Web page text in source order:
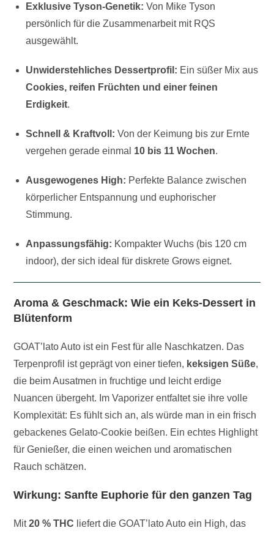
Exklusive Tyson-Genetik: Von Mike Tyson
persönlich für die Zusammenarbeit mit RQS
ausgewählt.
Unwiderstehliches Dessertprofil: Ein süßer Mix aus
Cookies, reifen Früchten und einer feinen
Erdigkeit.
Schnell & Kraftvoll: Von der Keimung bis zur Ernte
vergehen gerade einmal 10 bis 11 Wochen.
Ausgewogenes High: Perfekte Balance zwischen
körperlicher Entspannung und euphorischer
Stimmung.
Anpassungsfähig: Kompakter Wuchs (bis 120 cm
indoor), der sich ideal für diskrete Grows eignet.
Aroma & Geschmack: Wie ein Keks-Dessert in
Blütenform
GOAT’lato Auto ist ein Fest für alle Naschkatzen. Das
Terpenprofil ist geprägt von einer tiefen, keksigen Süße,
die beim Ausatmen in fruchtige und leicht erdige
Nuancen übergeht. Im Vaporizer entfaltet sie ihre volle
Komplexität: Es fühlt sich an, als würde man in ein frisch
gebackenes Gelato-Cookie beißen. Ein echtes Highlight
für Genießer, die einen weichen und aromatischen
Rauch schätzen.
Wirkung: Sanfte Euphorie für den ganzen Tag
Mit20 % THC liefert die GOAT’lato Auto ein High, das